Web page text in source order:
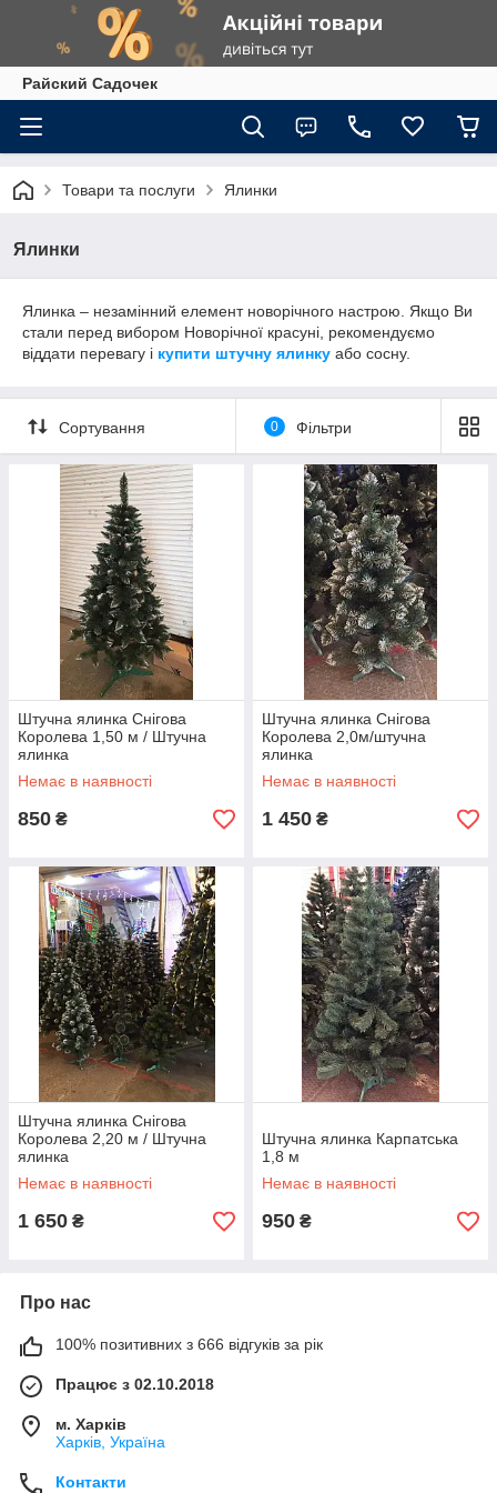
Райский Садочек
Товари та послуги Ялинки
Ялинки
Ялинка – незамінний елемент новорічного настрою. Якщо Ви
стали перед вибором Новорічної красуні, рекомендуємо
віддати перевагу і купити штучну ялинку або сосну.
Сортування 0 Фільтри
Штучна ялинка Снігова
Королева 1,50 м / Штучна
ялинка
Немає в наявності
850 ₴
Штучна ялинка Снігова
Королева 2,0м/штучна
ялинка
Немає в наявності
1 450 ₴
Штучна ялинка Снігова
Королева 2,20 м / Штучна
ялинка
Немає в наявності
1 650 ₴
Штучна ялинка Карпатська
1,8 м
Немає в наявності
950 ₴
Про нас
100% позитивних з 666 відгуків за рік
Працює з 02.10.2018
м. Харків
Харків, Україна
Контакти